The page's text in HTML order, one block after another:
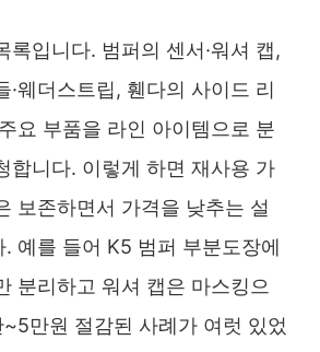
록입니다. 범퍼의 센서·워셔 캡,
·웨더스트립, 휀다의 사이드 리
요 부품을 라인 아이템으로 분
합니다. 이렇게 하면 재사용 가
보존하면서 가격을 낮추는 설
예를 들어 K5 범퍼 부분도장에
분리하고 워셔 캡은 마스킹으
만원 절감된 사례가 여럿 있었